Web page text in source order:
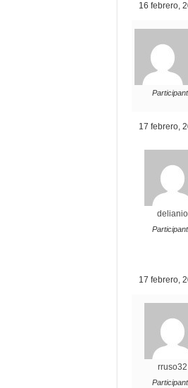
16 febrero,
17 febrero,
delianio
17 febrero,
rruso32